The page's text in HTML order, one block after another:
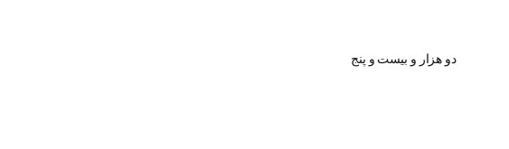
دو هزار و بیست و پنج